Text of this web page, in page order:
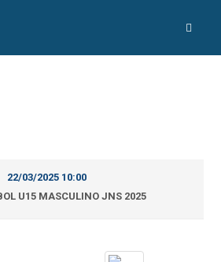
22/03/2025 10:00
U15 MASCULINO JNS 2025